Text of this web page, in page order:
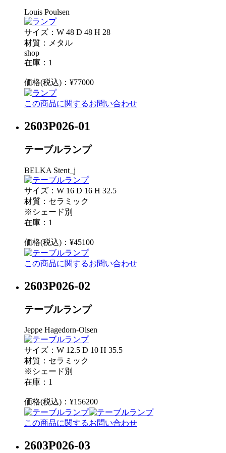
Louis Poulsen
サイズ：W 48 D 48 H 28
材質：メタル
shop
在庫：1
価格(税込)：¥77000
この商品に関するお問い合わせ
2603P026-01
テーブルランプ
BELKA Stent_j
サイズ：W 16 D 16 H 32.5
材質：セラミック
※シェード別
在庫：1
価格(税込)：¥45100
この商品に関するお問い合わせ
2603P026-02
テーブルランプ
Jeppe Hagedorn-Olsen
サイズ：W 12.5 D 10 H 35.5
材質：セラミック
※シェード別
在庫：1
価格(税込)：¥156200
この商品に関するお問い合わせ
2603P026-03